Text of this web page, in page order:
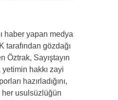
haber yapan medya
tarafından gözdağı
Öztrak, Sayıştayın
hakkı zayi
hazırladığını,
her usulsüzlüğün